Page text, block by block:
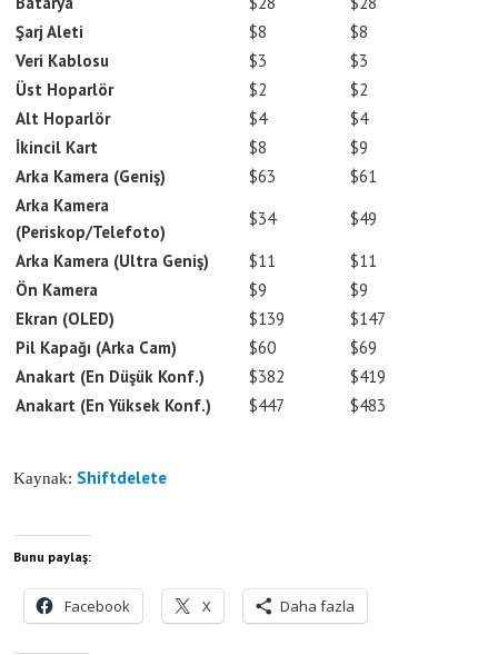
Şarj Aleti
$8
$8
Veri Kablosu
$3
$3
Üst Hoparlör
$2
$2
Alt Hoparlör
$4
$4
İkincil Kart
$8
$9
Arka Kamera (Geniş)
$63
$61
Arka Kamera
(Periskop/Telefoto)
$34
$49
Arka Kamera (Ultra Geniş)
$11
$11
Ön Kamera
$9
$9
Ekran (OLED)
$139
$147
Pil Kapağı (Arka Cam)
$60
$69
Anakart (En Düşük Konf.)
$382
$419
Anakart (En Yüksek Konf.)
$447 $483
Kaynak: Shiftdelete
Bunu paylaş:
Facebook X Daha fazla